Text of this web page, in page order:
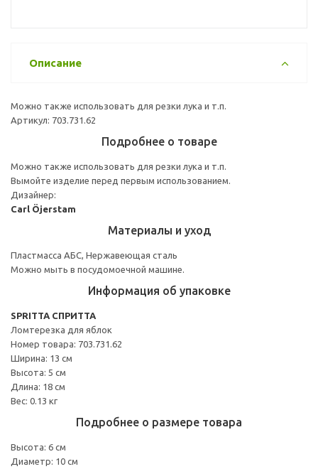
Описание
Можно также использовать для резки лука и т.п.
Артикул: 703.731.62
Подробнее о товаре
Можно также использовать для резки лука и т.п.
Вымойте изделие перед первым использованием.
Дизайнер:
Carl Öjerstam
Материалы и уход
Пластмасса АБС, Нержавеющая сталь
Можно мыть в посудомоечной машине.
Информация об упаковке
SPRITTA СПРИТТА
Ломтерезка для яблок
Номер товара: 703.731.62
Ширина: 13 см
Высота: 5 см
Длина: 18 см
Вес: 0.13 кг
Подробнее о размере товара
Высота: 6 см
Диаметр: 10 см